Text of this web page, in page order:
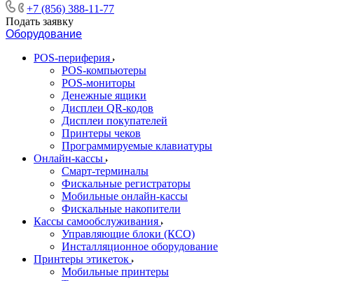
+7 (856) 388-11-77
Подать заявку
Оборудование
POS-периферия
POS-компьютеры
POS-мониторы
Денежные ящики
Дисплеи QR-кодов
Дисплеи покупателей
Принтеры чеков
Программируемые клавиатуры
Онлайн-кассы
Смарт-терминалы
Фискальные регистраторы
Мобильные онлайн-кассы
Фискальные накопители
Кассы самообслуживания
Управляющие блоки (КСО)
Инсталляционное оборудование
Принтеры этикеток
Мобильные принтеры